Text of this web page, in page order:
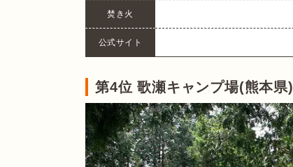
焚き火
公式サイト
第4位 歌瀬キャンプ場(熊本県)